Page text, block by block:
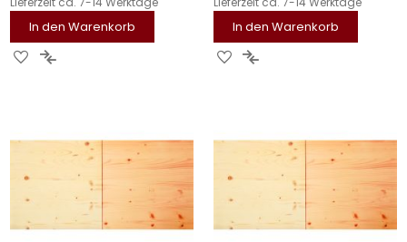
In den Warenkorb
ZURZUR
In den Warenkorb
ZURZUR